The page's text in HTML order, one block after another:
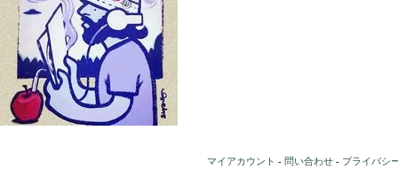
マイアカウント - 問い合わせ - プライバシ